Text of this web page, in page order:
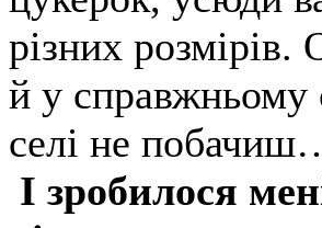
різних
й у справжньому
селі не
І зробилося